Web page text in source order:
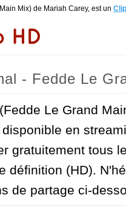
Mix) de Mariah Carey, est un
- Fedde Le
Le Grand
en
gratuitement tous
définition (HD).
de partage ci-